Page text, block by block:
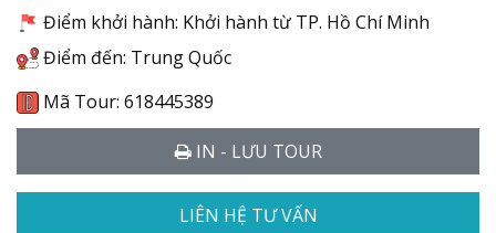
Điểm khởi hành: Khởi hành từ TP. Hồ Chí Minh
Điểm đến: Trung Quốc
Mã Tour: 618445389
IN - LƯU TOUR
LIÊN HỆ TƯ VẤN